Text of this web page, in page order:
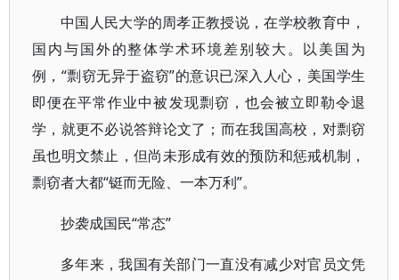
中国人民大学的周孝正教授说，在学校教育中，
国内与国外的整体学术环境差别较大。以美国为
例，“剽窃无异于盗窃”的意识已深入人心，美国学生
即便在平常作业中被发现剽窃，也会被立即勒令退
学，就更不必说答辩论文了；而在我国高校，对剽窃
虽也明文禁止，但尚未形成有效的预防和惩戒机制，
剽窃者大都“铤而无险、一本万利”。
抄袭成国民“常态”
多年来，我国有关部门一直没有减少对官员文凭